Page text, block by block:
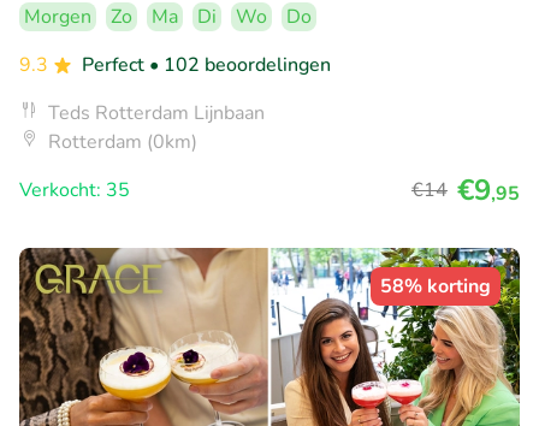
Morgen Zo Ma Di Wo
Do
9.3
Perfect • 102 beoordelingen
Teds Rotterdam Lijnbaan
Rotterdam (0km)
Verkocht: 35
€14 €9,95
58% korting